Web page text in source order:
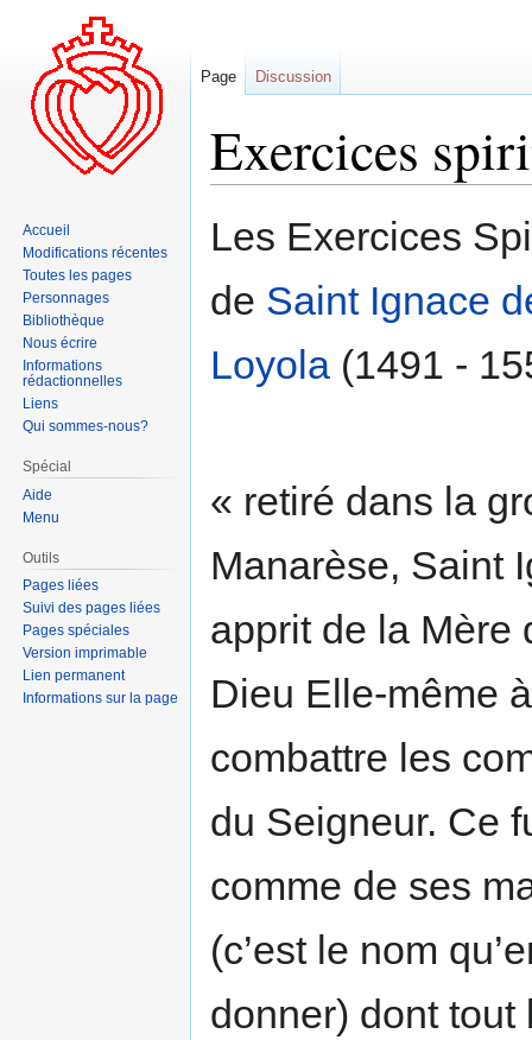
Exercices
à
navigation
à
recherche
Les Exercices
de Saint Ignace
Loyola (1491 -
« retiré dans la
Manarèse, Saint
apprit de la Mère
Dieu Elle-même à
combattre les
du Seigneur. Ce
comme de ses
(c’est le nom
donner) dont
Page Discussion
Accueil
Modifications récentes
Toutes les pages
Personnages
Bibliothèque
Nous écrire
Informations
rédactionnelles
Liens
Qui sommes-nous?
Spécial
Aide
Menu
Outils
Pages liées
Suivi des pages liées
Pages spéciales
Version imprimable
Lien permanent
Informations sur la page